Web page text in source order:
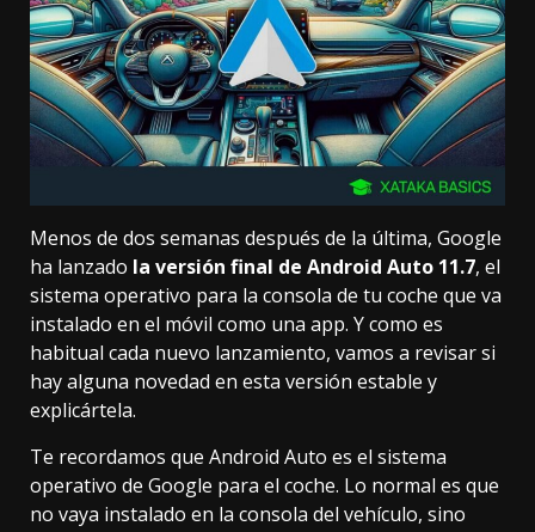
Menos de dos semanas después de la última, Google
ha lanzado la versión final de Android Auto 11.7, el
sistema operativo para la consola de tu coche que va
instalado en el móvil como una app. Y como es
habitual cada nuevo lanzamiento, vamos a revisar si
hay alguna novedad en esta versión estable y
explicártela.
Te recordamos que Android Auto es el sistema
operativo de Google para el coche. Lo normal es que
no vaya instalado en la consola del vehículo, sino